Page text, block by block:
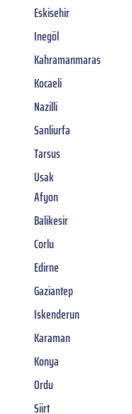
Eskisehir
Inegöl
Kahramanmaras
Kocaeli
Nazilli
Sanliurfa
Tarsus
Usak
Afyon
Balikesir
Corlu
Edirne
Gaziantep
Iskenderun
Karaman
Konya
Ordu
Siirt